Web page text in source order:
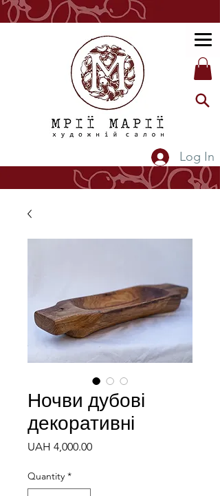
Log In
Ночви дубові
декоративні
UAH 4,000.00Price
Quantity *